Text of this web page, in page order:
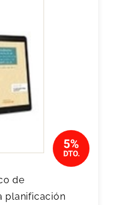
de
planificación